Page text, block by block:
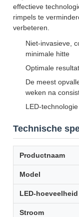
effectieve
rimpels te
verbeteren.
Niet-invasieve,
minimale hitte
Optimale
De meest
weken na
LED-
Technische
Productnaam
Model
LED-hoeveelheid
Stroom